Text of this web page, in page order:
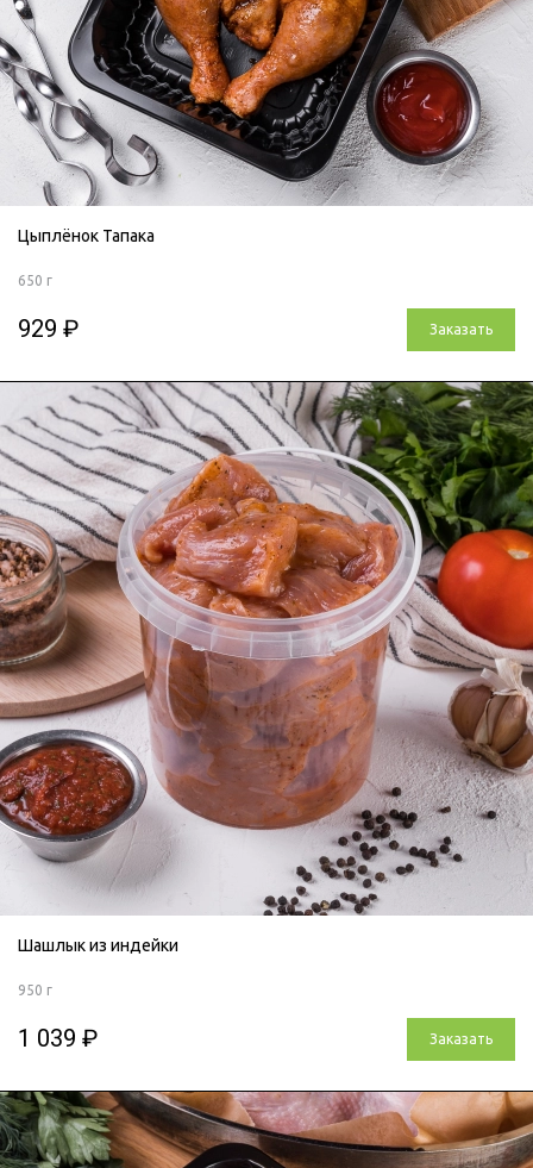
Цыплёнок Тапака
650 г
929 ₽ Заказать
Шашлык из индейки
950 г
1 039 ₽ Заказать